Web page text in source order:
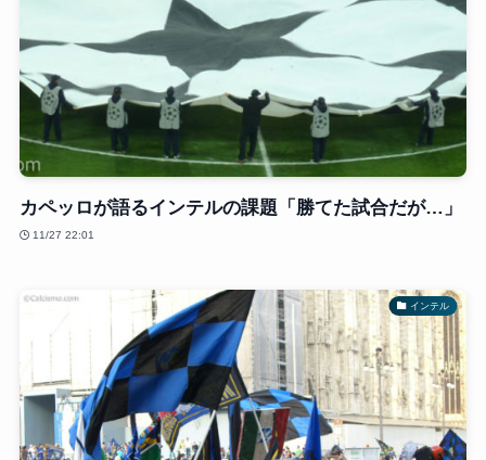
カペッロが語るインテルの課題「勝てた試合だが…」
11/27 22:01
インテル